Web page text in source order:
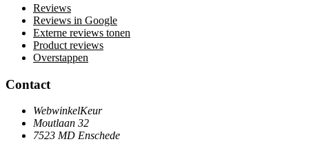
Reviews
Reviews in Google
Externe reviews tonen
Product reviews
Overstappen
Contact
WebwinkelKeur
Moutlaan 32
7523 MD Enschede